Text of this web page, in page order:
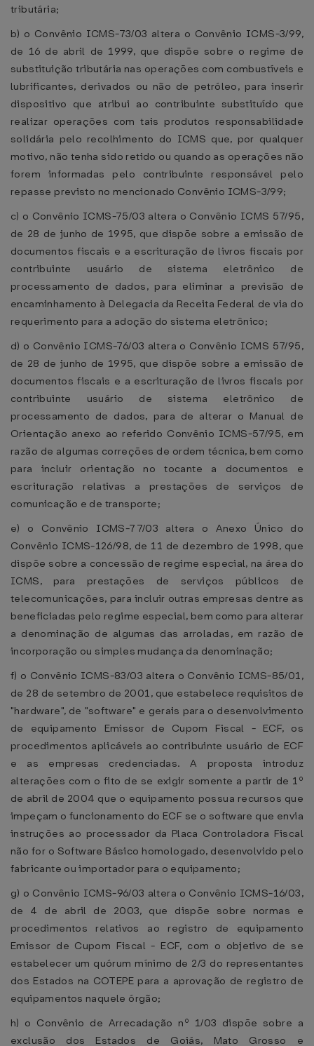
tributária;
b) o Convênio ICMS-73/03 altera o Convênio ICMS-3/99,
de 16 de abril de 1999, que dispõe sobre o regime de
substituição tributária nas operações com combustíveis e
lubrificantes, derivados ou não de petróleo, para inserir
dispositivo que atribui ao contribuinte substituído que
realizar operações com tais produtos responsabilidade
solidária pelo recolhimento do ICMS que, por qualquer
motivo, não tenha sido retido ou quando as operações não
forem informadas pelo contribuinte responsável pelo
repasse previsto no mencionado Convênio ICMS-3/99;
c) o Convênio ICMS-75/03 altera o Convênio ICMS 57/95,
de 28 de junho de 1995, que dispõe sobre a emissão de
documentos fiscais e a escrituração de livros fiscais por
contribuinte usuário de sistema eletrônico de
processamento de dados, para eliminar a previsão de
encaminhamento à Delegacia da Receita Federal de via do
requerimento para a adoção do sistema eletrônico;
d) o Convênio ICMS-76/03 altera o Convênio ICMS 57/95,
de 28 de junho de 1995, que dispõe sobre a emissão de
documentos fiscais e a escrituração de livros fiscais por
contribuinte usuário de sistema eletrônico de
processamento de dados, para de alterar o Manual de
Orientação anexo ao referido Convênio ICMS-57/95, em
razão de algumas correções de ordem técnica, bem como
para incluir orientação no tocante a documentos e
escrituração relativas a prestações de serviços de
comunicação e de transporte;
e) o Convênio ICMS-77/03 altera o Anexo Único do
Convênio ICMS-126/98, de 11 de dezembro de 1998, que
dispõe sobre a concessão de regime especial, na área do
ICMS, para prestações de serviços públicos de
telecomunicações, para incluir outras empresas dentre as
beneficiadas pelo regime especial, bem como para alterar
a denominação de algumas das arroladas, em razão de
incorporação ou simples mudança da denominação;
f) o Convênio ICMS-83/03 altera o Convênio ICMS-85/01,
de 28 de setembro de 2001, que estabelece requisitos de
"hardware", de "software" e gerais para o desenvolvimento
de equipamento Emissor de Cupom Fiscal - ECF, os
procedimentos aplicáveis ao contribuinte usuário de ECF
e as empresas credenciadas. A proposta introduz
alterações com o fito de se exigir somente a partir de 1º
de abril de 2004 que o equipamento possua recursos que
impeçam o funcionamento do ECF se o software que envia
instruções ao processador da Placa Controladora Fiscal
não for o Software Básico homologado, desenvolvido pelo
fabricante ou importador para o equipamento;
g) o Convênio ICMS-96/03 altera o Convênio ICMS-16/03,
de 4 de abril de 2003, que dispõe sobre normas e
procedimentos relativos ao registro de equipamento
Emissor de Cupom Fiscal - ECF, com o objetivo de se
estabelecer um quórum mínimo de 2/3 do representantes
dos Estados na COTEPE para a aprovação de registro de
equipamentos naquele órgão;
h) o Convênio de Arrecadação nº 1/03 dispõe sobre a
exclusão dos Estados de Goiás, Mato Grosso e